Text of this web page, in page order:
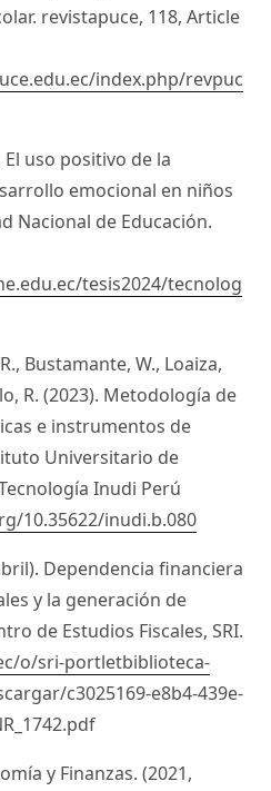
revistapuce, 118, Article
index.php/revpuc
uso positivo de la
emocional en niños
Nacional de Educación.
tesis2024/tecnolog
Bustamante, W., Loaiza,
R. (2023). Metodología de
e instrumentos de
Universitario de
Inudi Perú
10.35622/inudi.b.080
Dependencia financiera
y la generación de
de Estudios Fiscales, SRI.
o/sri-portletbiblioteca-
c3025169-e8b4-439e-
y Finanzas. (2021,